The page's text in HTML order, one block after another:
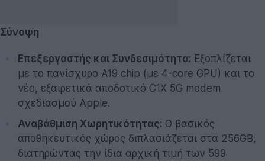
Σύνοψη
Επεξεργαστής και Συνδεσιμότητα: Εξοπλίζεται
με το πανίσχυρο A19 chip (με 4-core GPU) και το
νέο, εξαιρετικά αποδοτικό C1X 5G modem
σχεδιασμού Apple.
Αναβάθμιση Χωρητικότητας: Ο βασικός
αποθηκευτικός χώρος διπλασιάζεται στα 256GB,
διατηρώντας την ίδια αρχική τιμή των 599